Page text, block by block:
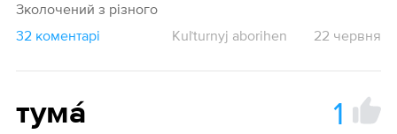
Зколочений з різного
32 коментарі
Kuľturnyj aborihen 22 червня
тума́ 1